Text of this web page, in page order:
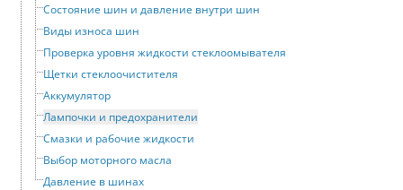
Состояние шин и давление внутри шин
Виды износа шин
Проверка уровня жидкости стеклоомывателя
Щетки стеклоочистителя
Аккумулятор
Лампочки и предохранители
Смазки и рабочие жидкости
Выбор моторного масла
Давление в шинах